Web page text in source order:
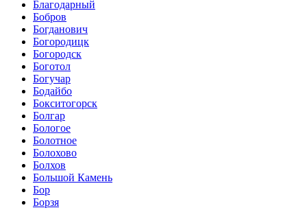
Благодарный
Бобров
Богданович
Богородицк
Богородск
Боготол
Богучар
Бодайбо
Бокситогорск
Болгар
Бологое
Болотное
Болохово
Болхов
Большой Камень
Бор
Борзя